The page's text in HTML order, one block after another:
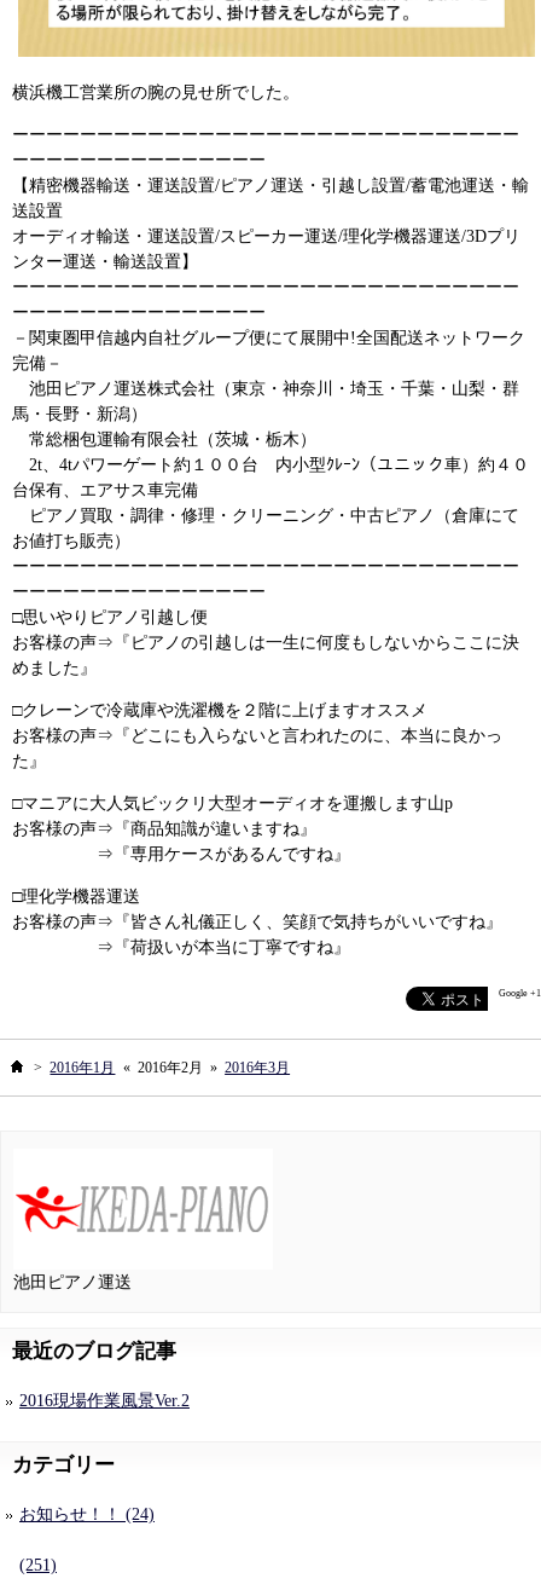
横浜機工営業所の腕の見せ所でした。
ーーーーーーーーーーーーーーーーーーーーーーーーーーーーーー
ーーーーーーーーーーーーーーー
【精密機器輸送・運送設置/ピアノ運送・引越し設置/蓄電池運送・輸
送設置
オーディオ輸送・運送設置/スピーカー運送/理化学機器運送/3Dプリ
ンター運送・輸送設置】
ーーーーーーーーーーーーーーーーーーーーーーーーーーーーーー
ーーーーーーーーーーーーーーー
－関東圏甲信越内自社グループ便にて展開中!全国配送ネットワーク
完備－
池田ピアノ運送株式会社（東京・神奈川・埼玉・千葉・山梨・群
馬・長野・新潟）
常総梱包運輸有限会社（茨城・栃木）
2t、4tパワーゲート約１００台 内小型ｸﾚｰﾝ（ユニック車）約４０
台保有、エアサス車完備
ピアノ買取・調律・修理・クリーニング・中古ピアノ（倉庫にて
お値打ち販売）
ーーーーーーーーーーーーーーーーーーーーーーーーーーーーーー
ーーーーーーーーーーーーーーー
□思いやりピアノ引越し便
お客様の声⇒『ピアノの引越しは一生に何度もしないからここに決
めました』
□クレーンで冷蔵庫や洗濯機を２階に上げますオススメ
お客様の声⇒『どこにも入らないと言われたのに、本当に良かっ
た』
□マニアに大人気ビックリ大型オーディオを運搬します山p
お客様の声⇒『商品知識が違いますね』
⇒『専用ケースがあるんですね』
□理化学機器運送
お客様の声⇒『皆さん礼儀正しく、笑顔で気持ちがいいですね』
⇒『荷扱いが本当に丁寧ですね』
Google +1
ホーム
> 2016年1月 « 2016年2月 » 2016年3月
池田ピアノ運送
最近のブログ記事
2016現場作業風景Ver.2
カテゴリー
お知らせ！！ (24)
(251)